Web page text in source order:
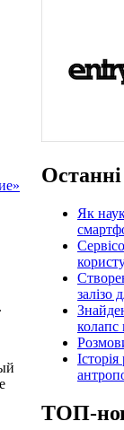
Як
залізо
колапс
ТОП-